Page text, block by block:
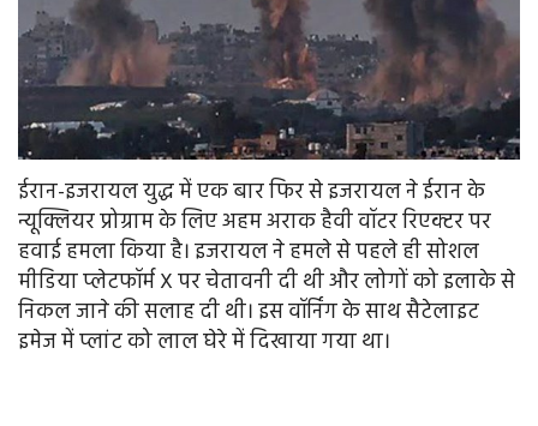
ईरान-इजरायल युद्ध में एक बार फिर से इजरायल ने ईरान के
न्यूक्लियर प्रोग्राम के लिए अहम अराक हैवी वॉटर रिएक्टर पर
हवाई हमला किया है। इजरायल ने हमले से पहले ही सोशल
मीडिया प्लेटफॉर्म X पर चेतावनी दी थी और लोगों को इलाके से
निकल जाने की सलाह दी थी। इस वॉर्निंग के साथ सैटेलाइट
इमेज में प्लांट को लाल घेरे में दिखाया गया था।